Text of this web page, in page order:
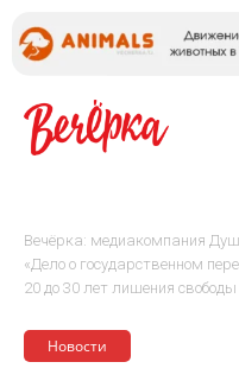
Вечёрка: медиакомпания
«Дело о государственном
20 до 30 лет лишения свободы
Новости